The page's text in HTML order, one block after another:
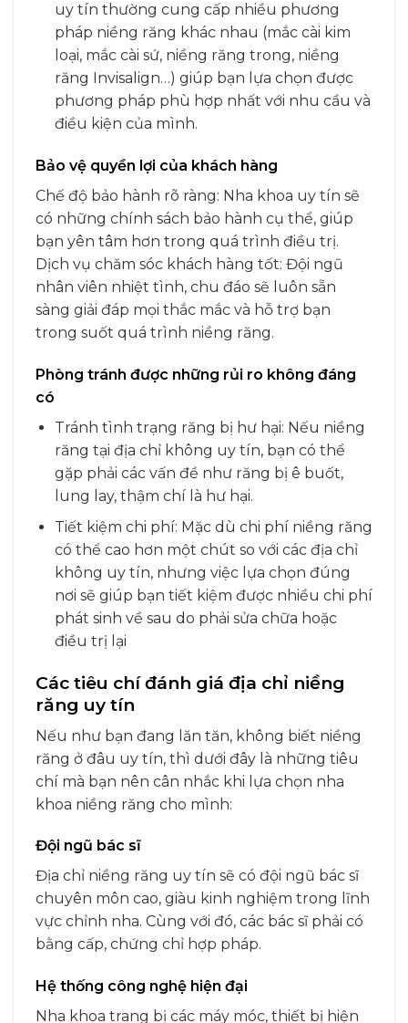
uy tín thường cung cấp nhiều phương
pháp niềng răng khác nhau (mắc cài kim
loại, mắc cài sứ, niềng răng trong, niềng
răng Invisalign…) giúp bạn lựa chọn được
phương pháp phù hợp nhất với nhu cầu và
điều kiện của mình.
Bảo vệ quyền lợi của khách hàng
Chế độ bảo hành rõ ràng: Nha khoa uy tín sẽ
có những chính sách bảo hành cụ thể, giúp
bạn yên tâm hơn trong quá trình điều trị.
Dịch vụ chăm sóc khách hàng tốt: Đội ngũ
nhân viên nhiệt tình, chu đáo sẽ luôn sẵn
sàng giải đáp mọi thắc mắc và hỗ trợ bạn
trong suốt quá trình niềng răng.
Phòng tránh được những rủi ro không đáng
có
Tránh tình trạng răng bị hư hại: Nếu niềng
răng tại địa chỉ không uy tín, bạn có thể
gặp phải các vấn đề như răng bị ê buốt,
lung lay, thậm chí là hư hại.
Tiết kiệm chi phí: Mặc dù chi phí niềng răng
có thể cao hơn một chút so với các địa chỉ
không uy tín, nhưng việc lựa chọn đúng
nơi sẽ giúp bạn tiết kiệm được nhiều chi phí
phát sinh về sau do phải sửa chữa hoặc
điều trị lại
Các tiêu chí đánh giá địa chỉ niềng
răng uy tín
Nếu như bạn đang lăn tăn, không biết niềng
răng ở đâu uy tín, thì dưới đây là những tiêu
chí mà bạn nên cân nhắc khi lựa chọn nha
khoa niềng răng cho mình:
Đội ngũ bác sĩ
Địa chỉ niềng răng uy tín sẽ có đội ngũ bác sĩ
chuyên môn cao, giàu kinh nghiệm trong lĩnh
vực chỉnh nha. Cùng với đó, các bác sĩ phải có
bằng cấp, chứng chỉ hợp pháp.
Hệ thống công nghệ hiện đại
Nha khoa trang bị các máy móc, thiết bị hiện